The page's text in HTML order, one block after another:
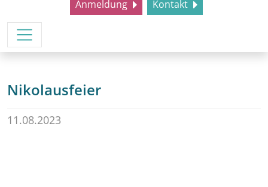
Anmeldung Kontakt
Nikolausfeier
11.08.2023